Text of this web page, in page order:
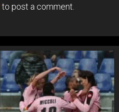
to post a comment.